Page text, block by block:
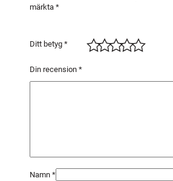
märkta *
Ditt betyg *
Din recension *
Namn *